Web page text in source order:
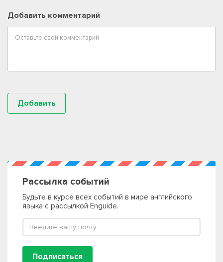
Добавить комментарий
Рассылка событий
Будьте в курсе всех событий в мире английского
языка с рассылкой Enguide.
Подписаться